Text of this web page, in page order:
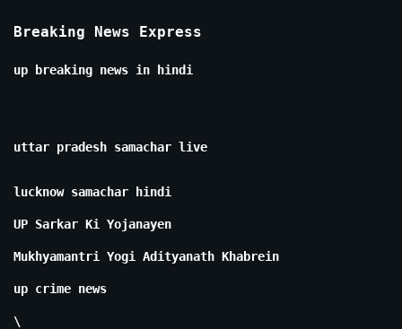
Breaking News Express
up breaking news in hindi
uttar pradesh samachar live
lucknow samachar hindi
UP Sarkar Ki Yojanayen
Mukhyamantri Yogi Adityanath Khabrein
up crime news
\